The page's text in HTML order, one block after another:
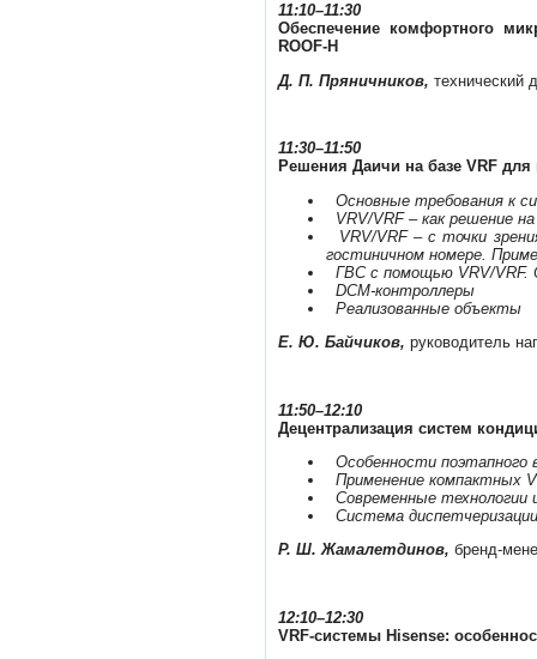
11:10–11:30
Обеспечение комфортного
ROOF-H
Д. П. Пряничников,
11:30–11:50
Решения Даичи на базе VRF для
Основные требования к
VRV/VRF – как решение
VRV/VRF – с точки
гостиничном номере.
ГВС с помощью VRV/VRF.
DCM-контроллеры
Реализованные объекты
Е. Ю. Байчиков, руководитель
11:50–12:10
Децентрализация систем
Особенности поэтапного
Применение компактных
Современные технологии
Система
Р. Ш. Жамалетдинов, бренд-
12:10–12:30
VRF-системы Hisense: